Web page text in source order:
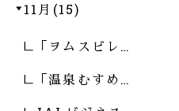
11月(15)
「ヲムスビレ…
「温泉むすめ…